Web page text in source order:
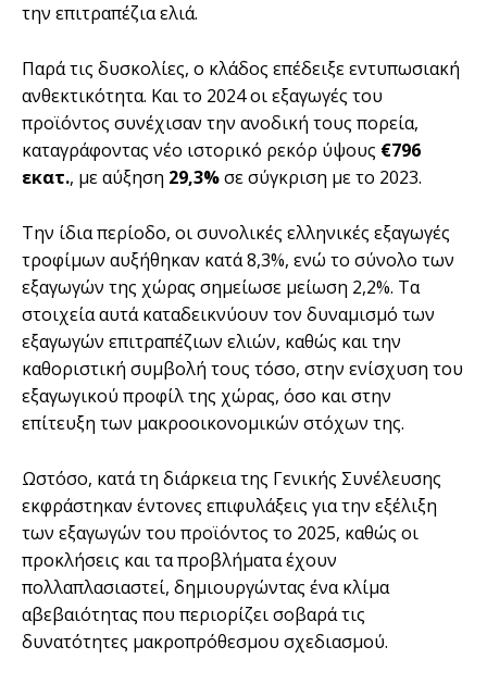
την επιτραπέζια ελιά.
Παρά τις δυσκολίες, ο κλάδος επέδειξε εντυπωσιακή
ανθεκτικότητα. Και το 2024 οι εξαγωγές του
προϊόντος συνέχισαν την ανοδική τους πορεία,
καταγράφοντας νέο ιστορικό ρεκόρ ύψους €796
εκατ., με αύξηση 29,3%σε σύγκριση με το 2023.
Την ίδια περίοδο, οι συνολικές ελληνικές εξαγωγές
τροφίμων αυξήθηκαν κατά 8,3%, ενώ το σύνολο των
εξαγωγών της χώρας σημείωσε μείωση 2,2%. Τα
στοιχεία αυτά καταδεικνύουν τον δυναμισμό των
εξαγωγών επιτραπέζιων ελιών, καθώς και την
καθοριστική συμβολή τους τόσο, στην ενίσχυση του
εξαγωγικού προφίλ της χώρας, όσο και στην
επίτευξη των μακροοικονομικών στόχων της.
Ωστόσο, κατά τη διάρκεια της Γενικής Συνέλευσης
εκφράστηκαν έντονες επιφυλάξεις για την εξέλιξη
των εξαγωγών του προϊόντος το 2025, καθώς οι
προκλήσεις και τα προβλήματα έχουν
πολλαπλασιαστεί, δημιουργώντας ένα κλίμα
αβεβαιότητας που περιορίζει σοβαρά τις
δυνατότητες μακροπρόθεσμου σχεδιασμού.